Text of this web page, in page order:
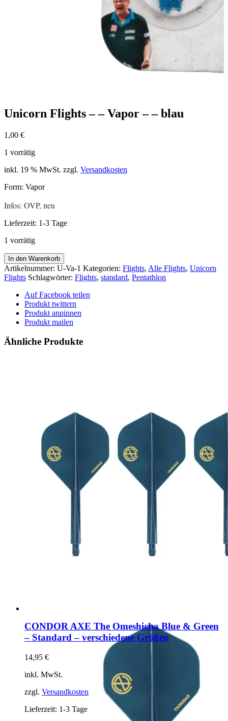
Unicorn Flights – – Vapor – – blau
1,00 €
1 vorrätig
inkl. 19 % MwSt. zzgl. Versandkosten
Form: Vapor
Infos: OVP, neu
Lieferzeit: 1-3 Tage
1 vorrätig
Unicorn
Flights
-
Vapor
blau
In den Warenkorb
Artikelnummer: U-Va-1 Kategorien: Flights, Alle Flights, Unicorn
Flights Schlagwörter: Flights, standard, Pentathlon
Auf Facebook teilen
Produkt twittern
Produkt anpinnen
Produkt mailen
Ähnliche Produkte
CONDOR AXE The Omeshicha Blue & Green
– Standard – verschiedene Größen
14,95 €
inkl. MwSt.
zzgl. Versandkosten
Lieferzeit: 1-3 Tage